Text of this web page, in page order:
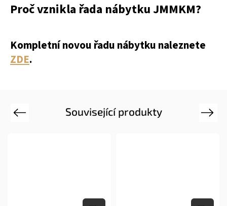
Proč vznikla řada nábytku JMMKM?
Kompletní novou řadu nábytku naleznete
ZDE.
Související produkty
Previous Next